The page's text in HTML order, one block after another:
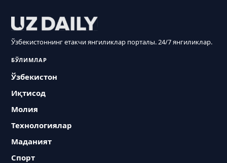
Ўзбекистоннинг етакчи янгиликлар порталы. 24/7 янгиликлар.
БЎЛИМЛАР
Ўзбекистон
Иқтисод
Молия
Технологиялар
Маданият
Спорт